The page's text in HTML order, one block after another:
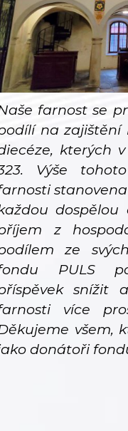
farnost se
na zajištění
kterých
Výše
z
ze
PULS
snížit
více
všem,
donátoři